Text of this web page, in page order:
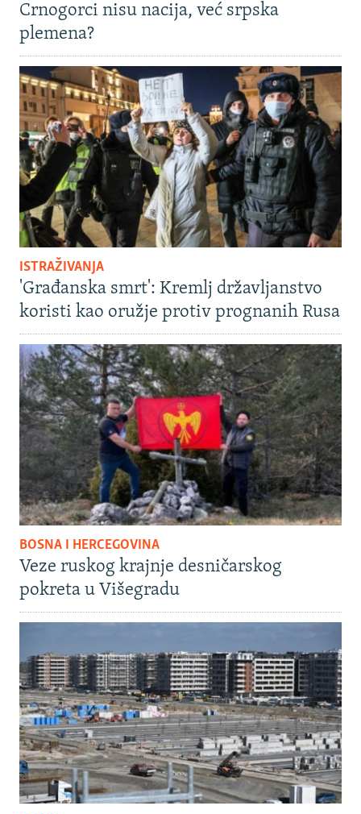
Crnogorci nisu nacija, već srpska
plemena?
ISTRAŽIVANJA
'Građanska smrt': Kremlj državljanstvo
koristi kao oružje protiv prognanih Rusa
BOSNA I HERCEGOVINA
Veze ruskog krajnje desničarskog
pokreta u Višegradu